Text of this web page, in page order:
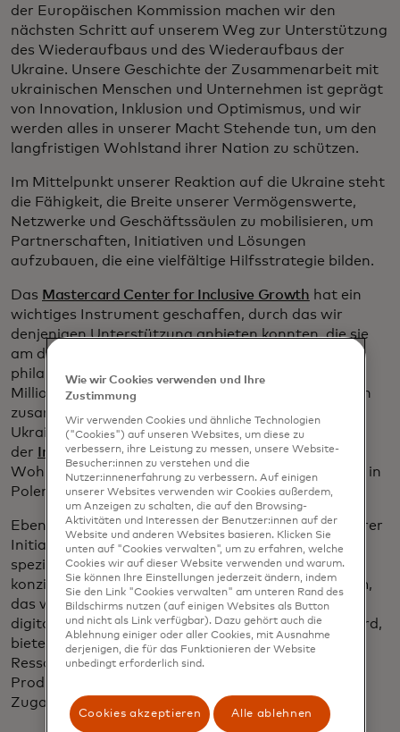
der Europäischen Kommission machen wir den
nächsten Schritt auf unserem Weg zur Unterstützung
des Wiederaufbaus und des Wiederaufbaus der
Ukraine. Unsere Geschichte der Zusammenarbeit mit
ukrainischen Menschen und Unternehmen ist geprägt
von Innovation, Inklusion und Optimismus, und wir
werden alles in unserer Macht Stehende tun, um den
langfristigen Wohlstand ihrer Nation zu schützen.
Im Mittelpunkt unserer Reaktion auf die Ukraine steht
die Fähigkeit, die Breite unserer Vermögenswerte,
Netzwerke und Geschäftssäulen zu mobilisieren, um
Partnerschaften, Initiativen und Lösungen
aufzubauen, die eine vielfältige Hilfsstrategie bilden.
Das Mastercard Center for Inclusive Growth hat ein
wichtiges Instrument geschaffen, durch das wir
denjenigen Unterstützung anbieten konnten, die sie
am dringendsten benötigen. Durch ein
philanthropisches Engagement in Höhe von 1,9
Millionen US-Dollar haben wir uns mit Programmen
zusammengetan – wie dem Programm "Rebuilding
Ukrainian Businesses - Entrepreneurial Women"
der
Impact Foundation–, das die Stabilität und das
Wohlergehen der vertriebenen Ukrainer, die derzeit in
Polen leben, fördert.
Ebenso haben wir im Juni eine spezielle Säule unserer
Initiative„Mastercard Start Path“ angekündigt, die
speziell für ukrainische Fintechs und Unternehmer
konzipiert wurde. Dieses sechsmonatige Programm,
das von der Nationalbank und dem Ministerium für
digitale Transformation der Ukraine unterstützt wird,
bietet fünf ukrainischen Start-ups Mentoring und
Ressourcen. Sie profitieren von direkter
Produktunterstützung, Story-Entwicklung und
Zugang zu vertrauenswürdigen Verbindungen.
Wie wir Cookies verwenden und Ihre
Zustimmung
Wir verwenden Cookies und ähnliche Technologien
("Cookies") auf unseren Websites, um diese zu
verbessern, ihre Leistung zu messen, unsere Website-
Besucher:innen zu verstehen und die
Nutzer:innenerfahrung zu verbessern. Auf einigen
unserer Websites verwenden wir Cookies außerdem,
um Anzeigen zu schalten, die auf den Browsing-
Aktivitäten und Interessen der Benutzer:innen auf der
Website und anderen Websites basieren. Klicken Sie
unten auf "Cookies verwalten", um zu erfahren, welche
Cookies wir auf dieser Website verwenden und warum.
Sie können Ihre Einstellungen jederzeit ändern, indem
Sie den Link "Cookies verwalten" am unteren Rand des
Bildschirms nutzen (auf einigen Websites als Button
und nicht als Link verfügbar). Dazu gehört auch die
Ablehnung einiger oder aller Cookies, mit Ausnahme
derjenigen, die für das Funktionieren der Website
unbedingt erforderlich sind.
Cookies akzeptieren Alle ablehnen